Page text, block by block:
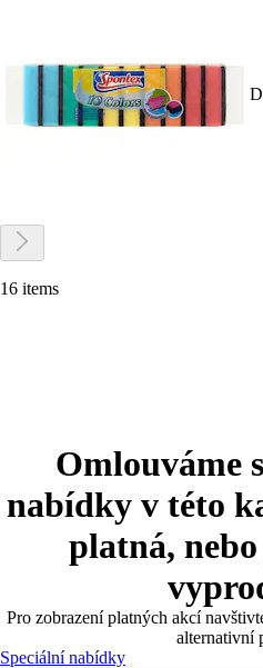
16 items
Omlouváme
nabídky v této
platná,
Pro zobrazení platných akcí
alternativní
Speciální nabídky